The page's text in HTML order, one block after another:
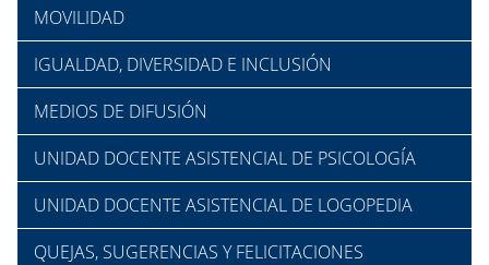
MOVILIDAD
IGUALDAD, DIVERSIDAD E INCLUSIÓN
MEDIOS DE DIFUSIÓN
UNIDAD DOCENTE ASISTENCIAL DE PSICOLOGÍA
UNIDAD DOCENTE ASISTENCIAL DE LOGOPEDIA
QUEJAS, SUGERENCIAS Y FELICITACIONES